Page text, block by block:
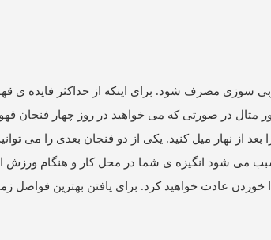
مصرف شود. برای اینکه از حداکثر فایده ی
مثال در صورتی که می خواهید در روز چهار فنجان
از نهار میل کنید. یکی از دو فنجان بعدی را می
می شود انگیزه ی شما در محل کار و هنگام ورزش
عادت خواهید کرد. برای یافتن بهترین فواصل